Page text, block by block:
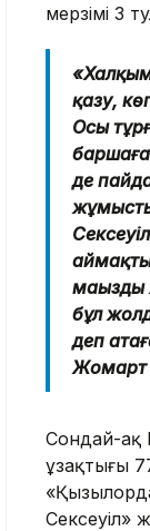
мерзімі 3
қазу,
Осы
баршаға
де
бұл
деп
Жомарт
Сондай-ақ
ұзақтығы
Сексеуіл»